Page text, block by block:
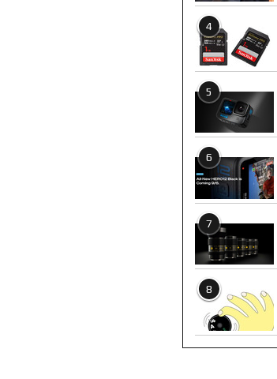
4
5
6
7
8